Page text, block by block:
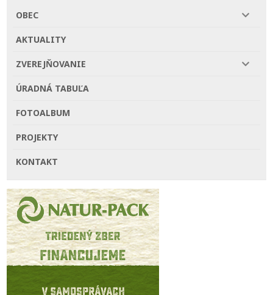
OBEC
AKTUALITY
ZVEREJŇOVANIE
ÚRADNÁ TABUĽA
FOTOALBUM
PROJEKTY
KONTAKT